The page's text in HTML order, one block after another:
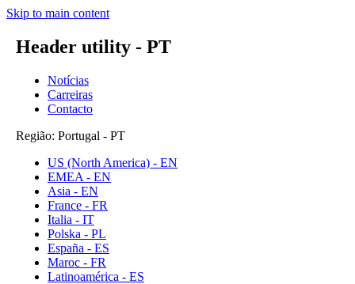
Skip to main content
Header utility - PT
Notícias
Carreiras
Contacto
Região: Portugal - PT
US (North America) - EN
EMEA - EN
Asia - EN
France - FR
Italia - IT
Polska - PL
España - ES
Maroc - FR
Latinoamérica - ES